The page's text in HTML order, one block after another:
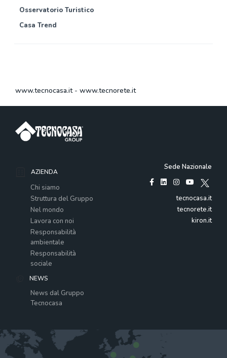
Osservatorio Turistico
Casa Trend
www.tecnocasa.it- www.tecnorete.it
AZIENDA
Chi siamo
Struttura del Gruppo
Nel mondo
Lavora con noi
Responsabilità
ambientale
Responsabilità
sociale
NEWS
News dal Gruppo
Tecnocasa
Sede Nazionale
tecnocasa.it
tecnorete.it
kiron.it